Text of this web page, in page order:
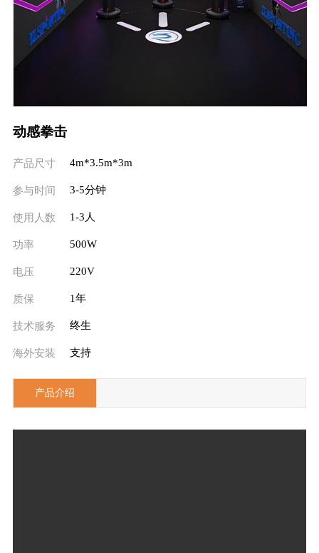
动感拳击
产品尺寸 4m*3.5m*3m
参与时间 3-5分钟
使用人数 1-3人
功率 500W
电压 220V
质保 1年
技术服务 终生
海外安装 支持
产品介绍